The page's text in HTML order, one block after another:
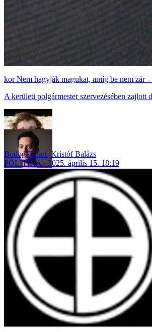
Nem hagyják magukat, amíg be nem zár
A kerületi polgármester szervezésében
Bódog Bálint, Kristóf Balázs
POLITIKA
2025. április 15. 18:19